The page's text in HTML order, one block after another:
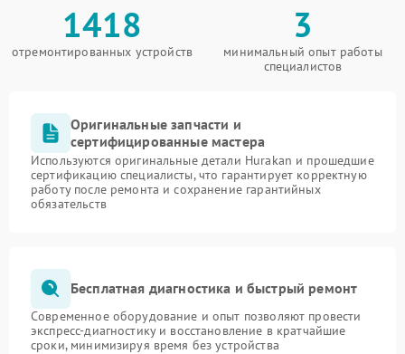
1418
отремонтированных устройств
3
минимальный опыт работы
специалистов
Оригинальные запчасти и
сертифицированные мастера
Используются оригинальные детали Hurakan и прошедшие
сертификацию специалисты, что гарантирует корректную
работу после ремонта и сохранение гарантийных
обязательств
Бесплатная диагностика и быстрый ремонт
Современное оборудование и опыт позволяют провести
экспресс-диагностику и восстановление в кратчайшие
сроки, минимизируя время без устройства